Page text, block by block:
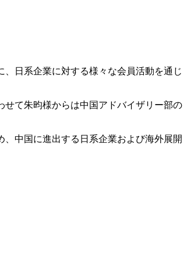
日系企業に対する様々な会員活動を通じ
て朱昀様からは中国アドバイザリー部の
中国に進出する日系企業および海外展開